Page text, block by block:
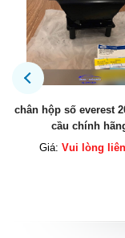
Cùm phanh sau
chính
Giá:Vui lòng